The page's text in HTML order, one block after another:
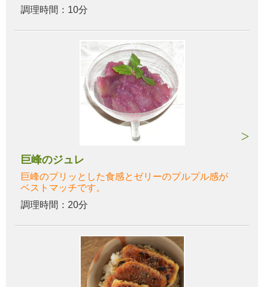
調理時間：10分
巨峰のジュレ
巨峰のプリッとした食感とゼリーのプルプル感が
ベストマッチです。
調理時間：20分